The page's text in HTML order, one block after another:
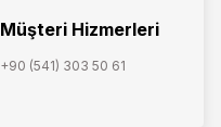
Müşteri Hizmerleri
+90 (541) 303 50 61